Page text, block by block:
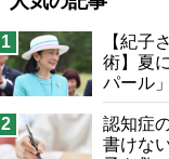
猫が母になつきません
息子の遠距離介護サ
兄がボケました
予防法
1
【紀子
術】夏
パール
ぐ「揺
け方
2
認知症
書けな